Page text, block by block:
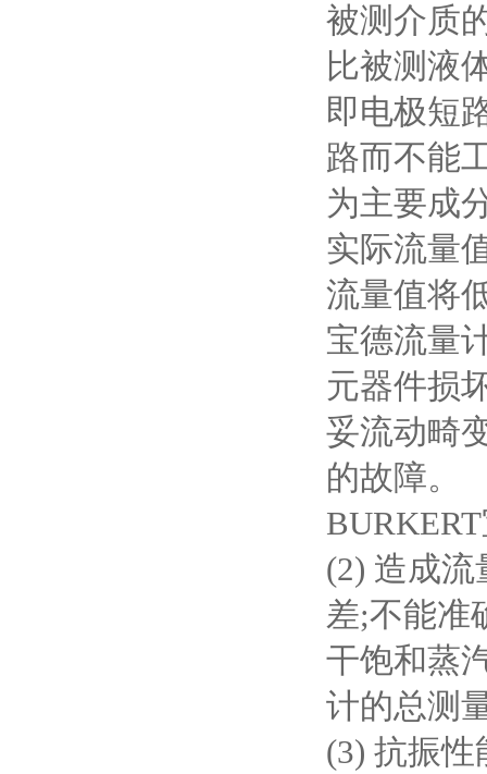
被测介质
比被测液
即电极短
路而不能
为主要成
实际流量
流量值将
宝德流量
元器件损
妥流动畸
的故障。
(2) 造成
差;不能准
干饱和蒸
计的总测
(3) 抗振